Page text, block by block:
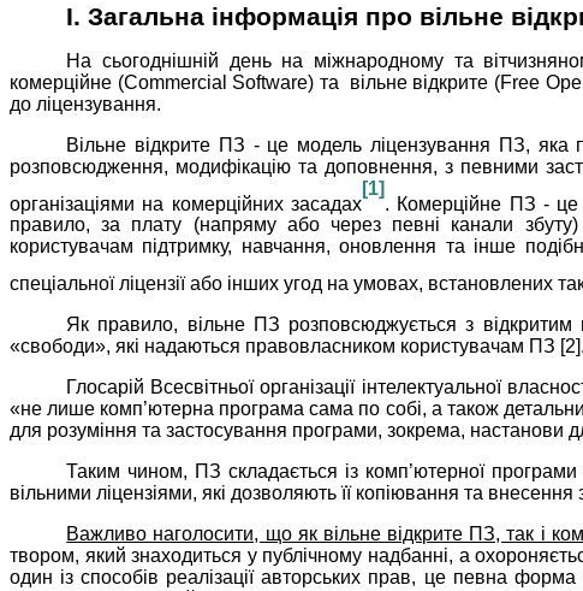
І. Загальна інформація про вільне
На сьогоднішній день на міжнародному та
комерційне (Commercial Software) та вільне відкрите (Free
до ліцензування.
Вільне відкрите ПЗ - це модель ліцензування ПЗ, яка
розповсюдження, модифікацію та доповнення, з певними
організаціями на комерційних засадах
[1]
. Комерційне ПЗ - це
правило, за плату (напряму або через певні канали збуту)
користувачам підтримку, навчання, оновлення та інше
спеціальної ліцензії або інших угод на умовах, встановлених
Як правило, вільне ПЗ розповсюджується з відкритим
«свободи», які надаються правовласником користувачам ПЗ [2].
Глосарій Всесвітньої організації інтелектуальної
«не лише комп’ютерна програма сама по собі, а також
для розуміння та застосування програми, зокрема, настанови
Таким чином, ПЗ складається із комп’ютерної програми
вільними ліцензіями, які дозволяють її копіювання та внесення
Важливо наголосити, що як вільне відкрите ПЗ, так і
твором, який знаходиться у публічному надбанні, а
один із способів реалізації авторських прав, це певна